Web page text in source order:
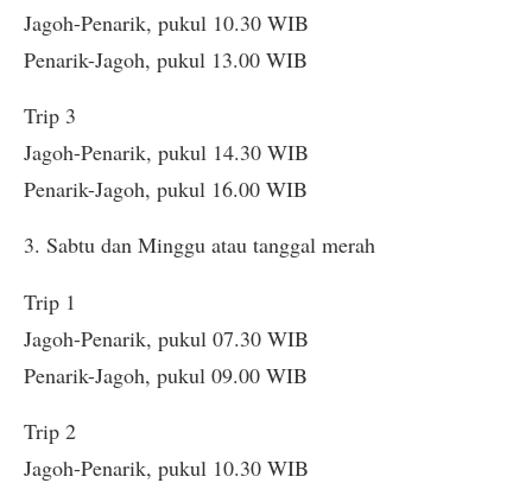
Jagoh-Penarik, pukul 10.30 WIB
Penarik-Jagoh, pukul 13.00 WIB
Trip 3
Jagoh-Penarik, pukul 14.30 WIB
Penarik-Jagoh, pukul 16.00 WIB
3. Sabtu dan Minggu atau tanggal merah
Trip 1
Jagoh-Penarik, pukul 07.30 WIB
Penarik-Jagoh, pukul 09.00 WIB
Trip 2
Jagoh-Penarik, pukul 10.30 WIB